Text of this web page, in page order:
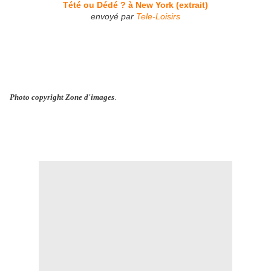
Tété ou Dédé ? à New York (extrait)
envoyé par Tele-Loisirs
Photo copyright Zone d'images.